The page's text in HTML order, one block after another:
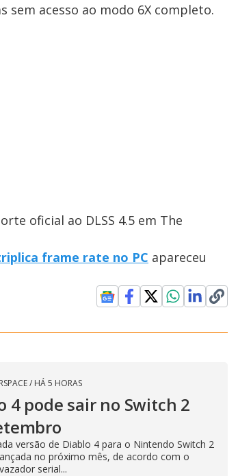
acesso ao modo 6X completo.
oficial ao DLSS 4.5 em The
frame rate no PC apareceu
/ HÁ 5 HORAS
4 pode sair no Switch 2
versão de Diablo 4 para o Nintendo Switch 2
no próximo mês, de acordo com o
serial...